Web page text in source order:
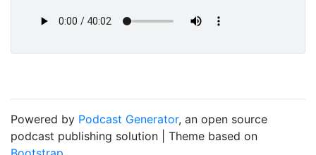
Powered by Podcast Generator, an open source
podcast publishing solution | Theme based on